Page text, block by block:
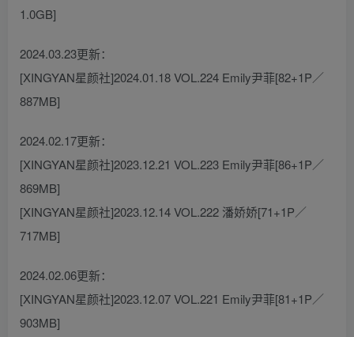
1.0GB]
2024.03.23更新：
[XINGYAN星颜社]2024.01.18 VOL.224 Emily尹菲[82+1P／
887MB]
2024.02.17更新：
[XINGYAN星颜社]2023.12.21 VOL.223 Emily尹菲[86+1P／
869MB]
[XINGYAN星颜社]2023.12.14 VOL.222 潘娇娇[71+1P／
717MB]
2024.02.06更新：
[XINGYAN星颜社]2023.12.07 VOL.221 Emily尹菲[81+1P／
903MB]